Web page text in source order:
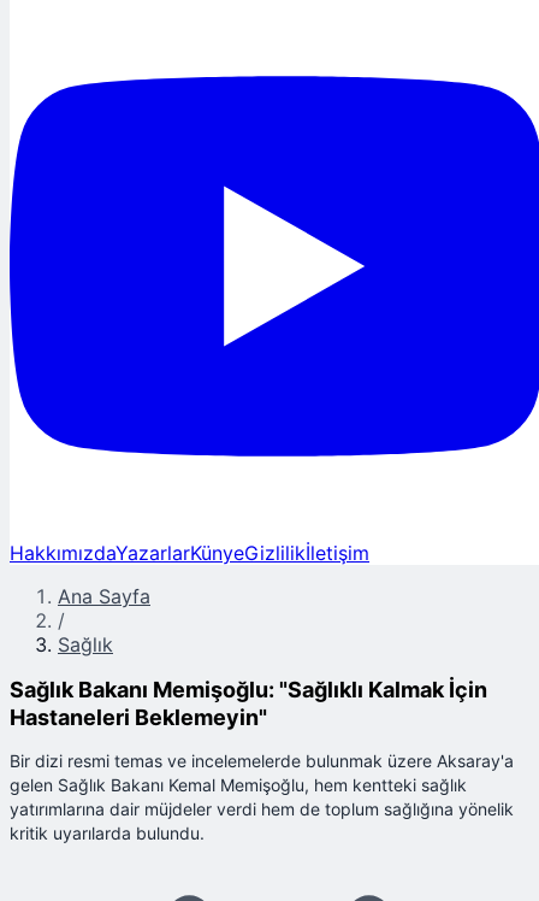
HakkımızdaYazarlarKünyeGizlilikİletişim
Ana Sayfa
/
Sağlık
Sağlık Bakanı Memişoğlu: "Sağlıklı Kalmak İçin
Hastaneleri Beklemeyin"
Bir dizi resmi temas ve incelemelerde bulunmak üzere Aksaray'a
gelen Sağlık Bakanı Kemal Memişoğlu, hem kentteki sağlık
yatırımlarına dair müjdeler verdi hem de toplum sağlığına yönelik
kritik uyarılarda bulundu.